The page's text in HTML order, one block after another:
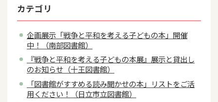
カテゴリ
企画展示「戦争と平和を考える子どもの本」開催
中！（南部図書館）
『戦争と平和を考える子どもの本展』展示と貸出し
のお知らせ（十王図書館）
「図書館がすすめる読み聞かせの本」リストをご活
用ください！（日立市立図書館）